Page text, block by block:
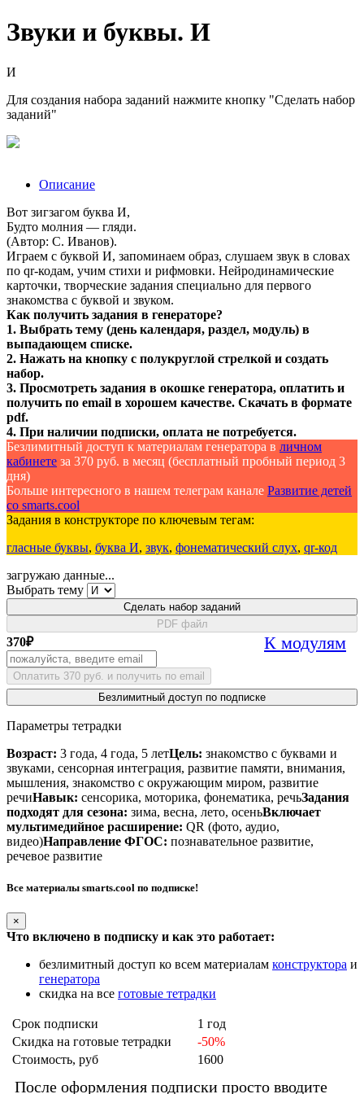
Звуки и буквы. И
И
Для создания набора заданий нажмите кнопку "Сделать набор
заданий"
Описание
Вот зигзагом буква И,
Будто молния — гляди.
(Автор: С. Иванов).
Играем с буквой И, запоминаем образ, слушаем звук в словах
по qr-кодам, учим стихи и рифмовки. Нейродинамические
карточки, творческие задания специально для первого
знакомства с буквой и звуком.
Как получить задания в генераторе?
1. Выбрать тему (день календаря, раздел, модуль) в
выпадающем списке.
2. Нажать на кнопку с полукруглой стрелкой и создать
набор.
3. Просмотреть задания в окошке генератора, оплатить и
получить по email в хорошем качестве. Скачать в формате
pdf.
4. При наличии подписки, оплата не потребуется.
Безлимитный доступ к материалам генератора в личном
кабинете за 370 руб. в месяц (бесплатный пробный период 3
дня)
Больше интересного в нашем телеграм канале Развитие детей
со smarts.cool
Задания в конструкторе по ключевым тегам:
гласные буквы, буква И, звук, фонематический слух, qr-код
загружаю данные...
Выбрать тему
Сделать набор заданий
PDF файл
370₽ К модулям
Оплатить 370 руб. и получить по email
Безлимитный доступ по подписке
Параметры тетрадки
Возраст: 3 года, 4 года, 5 летЦель: знакомство с буквами и
звуками, сенсорная интеграция, развитие памяти, внимания,
мышления, знакомство с окружающим миром, развитие
речиНавык: сенсорика, моторика, фонематика, речьЗадания
подходят для сезона: зима, весна, лето, осеньВключает
мультимедийное расширение: QR (фото, аудио,
видео)Направление ФГОС: познавательное развитие,
речевое развитие
Все материалы smarts.cool по подписке!
×
Что включено в подписку и как это работает:
безлимитный доступ ко всем материалам конструктора и
генератора
скидка на все готовые тетрадки
Срок подписки
1 год
Скидка на готовые тетрадки
-50%
Стоимость, руб
1600
После оформления подписки просто вводите